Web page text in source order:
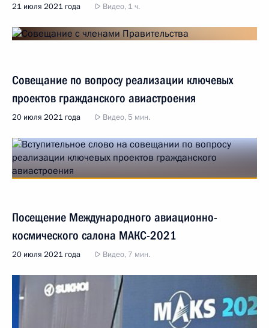
21 июля 2021 года Видео, 1 ч.
Совещание по вопросу реализации ключевых
проектов гражданского авиастроения
20 июля 2021 года Видео, 5 мин.
Посещение Международного авиационно-
космического салона МАКС-2021
20 июля 2021 года Видео, 7 мин.